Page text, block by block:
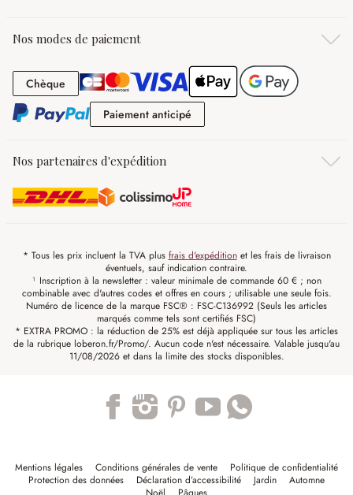
Nos modes de paiement
Chèque Chèque
Paiement anticipé
Nos partenaires d'expédition
* Tous les prix incluent la TVA plus frais d'expéditionet les frais de livraison
éventuels, sauf indication contraire.
¹ Inscription à la newsletter : valeur minimale de commande 60 € ; non
combinable avec d'autres codes et offres en cours ; utilisable une seule fois.
Numéro de licence de la marque FSC® : FSC-C136992 (Seuls les articles
marqués comme tels sont certifiés FSC)
* EXTRA PROMO : la réduction de 25% est déjà appliquée sur tous les articles
de la rubrique loberon.fr/Promo/. Aucun code n'est nécessaire. Valable jusqu'au
11/08/2026 et dans la limite des stocks disponibles.
Mentions légales Conditions générales de vente
Politique de confidentialité
Protection des données
Déclaration d’accessibilité Jardin
Automne